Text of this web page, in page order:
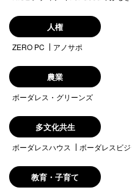
人権
ZERO PC アノサポ
農業
ボーダレス・グリーンズ
多文化共生
ボーダレスハウス ボーダレスビジ
教育・子育て